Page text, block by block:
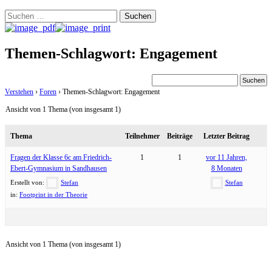
Suchen
nach:
Themen-Schlagwort: Engagement
Verstehen › Foren › Themen-Schlagwort: Engagement
Ansicht von 1 Thema (von insgesamt 1)
Thema Teilnehmer Beiträge Letzter Beitrag
Fragen der Klasse 6c am Friedrich-
Ebert-Gymnasium in Sandhausen
Erstellt von:
Stefan
in: Footprint in der Theorie
1 1
vor 11 Jahren,
8 Monaten
Stefan
Ansicht von 1 Thema (von insgesamt 1)